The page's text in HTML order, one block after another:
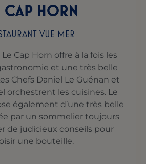
CAP HORN
VUE MER
Cap Horn offre à la fois les
et une très belle
Chefs Daniel Le Guénan et
orchestrent les cuisines. Le
également d’une très belle
par un sommelier toujours
de judicieux conseils pour
une bouteille.